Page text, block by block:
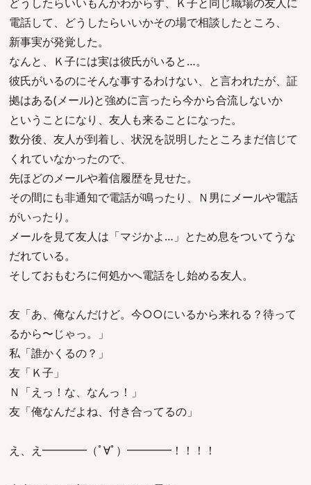
電話して、どうしたらいいかその場で相談したところ、
新事実が発覚した。
なんと、Ｋ子には実は彼氏がいると…。
彼氏がいるのにそんな事するわけない、と言われたが、証
拠はある(メール)と強めに言ったら今から合流しないか
ということになり、友人も来ることになった。
数分後、友人が到着し、状況を説明したところまだ信じて
くれていなかったので、
先ほどのメールや着信履歴を見せた。
その間にも非通知で電話が鳴ったり、Ｎ男にメールや電話
がいったり。
メールを見て友人は「マジかよ…」とため息をついてうな
だれている。
そしておもむろに何処かへ電話をし始める友人。
友「あ、俺なんだけど。今○○にいるから来れる？待って
るから〜じゃっ。」
私「誰かくるの？」
友「Ｋ子」
Ｎ「えっ！な、なんっ！」
友「俺なんだよね、付き合ってるの」
え、え━━━━（ﾟ∀ﾟ）━━━━！！！！